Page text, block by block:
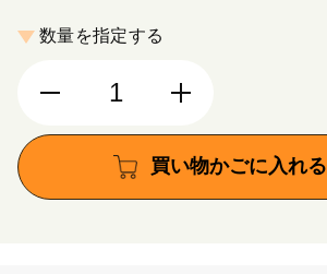
数量を指定する
買い物かごに入れる